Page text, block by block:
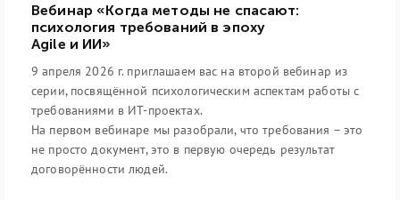
Вебинар «Когда методы не спасают:
психология требований в эпоху
Agile и ИИ»
9 апреля 2026 г. приглашаем вас на второй вебинар из
серии, посвящённой психологическим аспектам работы с
требованиями в ИТ-проектах.
На первом вебинаре мы разобрали, что требования – это
не просто документ, это в первую очередь результат
договорённости людей.